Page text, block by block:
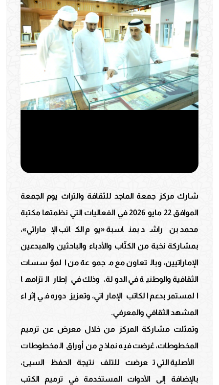
شارك مركز جمعة الماجد للثقافة والتراث يوم الجمعة
الموافق 22 مايو 2026 في الفعاليات التي نظمتها مكتبة
محمد بن راشد بمناسبة «يوم الكاتب الإماراتي»،
بمشاركة نخبة من الكتّاب والأدباء والباحثين والمبدعين
الإماراتيين، وبالتعاون مع مجموعة من المؤسسات
الثقافية والوطنية في الدولة، وذلك في إطار التزامها
المستمر بدعم الكاتب الإماراتي، وتعزيز دوره في إثراء
المشهد الثقافي والمعرفي.
وتمثلت مشاركة المركز من خلال معرض عن ترميم
المخطوطات، عُرضت فيه نماذج من أوراق المخطوطات
الأصلية التي تعرضت للتلف نتيجة الحفظ السيئ،
بالإضافة إلى الأدوات المستخدمة في ترميم الكتب